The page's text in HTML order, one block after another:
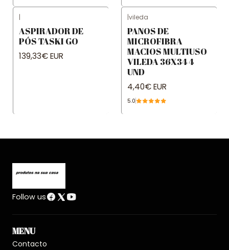
|
ASPIRADOR DE
PÓS TASKI GO
139,33€ EUR
|vileda
PANOS DE
MICROFIBRA
MACIOS MULTIUSO
VILEDA 36X34 4
UND
4,40€ EUR
5.0
Follow us
MENU
Contacto